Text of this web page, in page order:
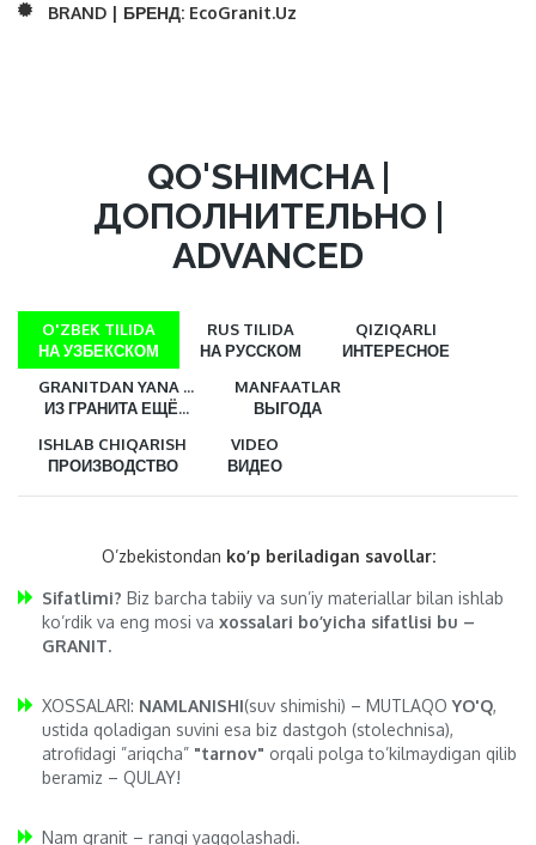
BRAND | БРЕНД: EcoGranit.Uz
QO'SHIMCHA |
ДОПОЛНИТЕЛЬНО |
ADVANCED
O'ZBEK TILIDA
НА УЗБЕКСКОМ
RUS TILIDA
НА РУССКОМ
QIZIQARLI
ИНТЕРЕСНОЕ
GRANITDAN YANA ...
ИЗ ГРАНИТА ЕЩЁ...
MANFAATLAR
ВЫГОДА
ISHLAB CHIQARISH
ПРОИЗВОДСТВО
VIDEO
ВИДЕО
O’zbekistondan ko’p beriladigan savollar:
Sifatlimi? Biz barcha tabiiy va sun’iy materiallar bilan ishlab
ko’rdik va eng mosi va xossalari bo’yicha sifatlisi bu –
GRANIT.
XOSSALARI: NAMLANISHI(suv shimishi) – MUTLAQOYO'Q,
ustida qoladigan suvini esa biz dastgoh (stolechnisa),
atrofidagi ”ariqcha” "tarnov" orqali polga to’kilmaydigan qilib
beramiz – QULAY!
Nam granit – rangi yaqqolashadi.